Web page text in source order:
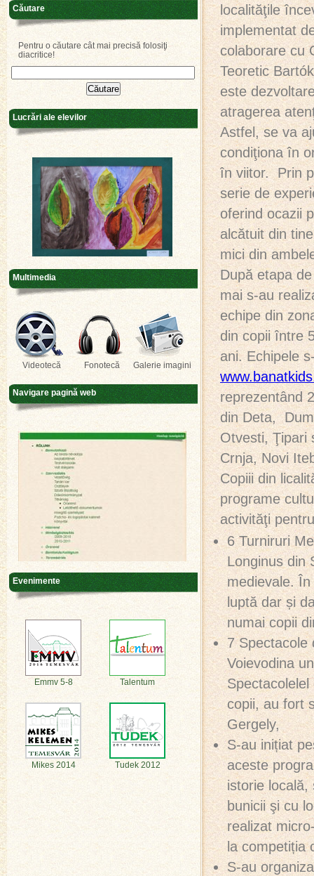
localităţile
implementat
colaborare cu
Teoretic
este
atragerea
Astfel, se va
condiţiona în
în viitor. Prin
serie de
oferind ocazii
alcătuit din
mici din
După etapa
mai s-au
echipe din
din copii între
ani. Echipele
reprezentând
din Deta,
Otvesti, Ţipari
Crnja, Novi
Copiii din
programe
activităţi
6 Turniruri
Longinus din
medievale.
luptă dar și
numai copii
7 Spectacole
Voievodina
copii, au fort
Gergely,
S-au inițiat
aceste
istorie locală,
bunicii şi cu
realizat
la competiția
S-au
Căutare
Pentru o căutare cât mai precisă folosiţi
diacritice!
Lucrări ale elevilor
Multimedia
Videotecă Fonotecă Galerie imagini
Navigare pagină web
Evenimente
Emmv 5-8 Talentum
Mikes 2014 Tudek 2012